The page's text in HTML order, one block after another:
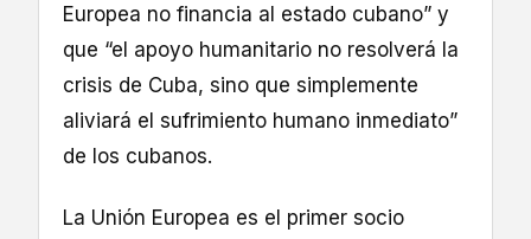
Europea no financia al estado cubano” y
que “el apoyo humanitario no resolverá la
crisis de Cuba, sino que simplemente
aliviará el sufrimiento humano inmediato”
de los cubanos.
La Unión Europea es el primer socio